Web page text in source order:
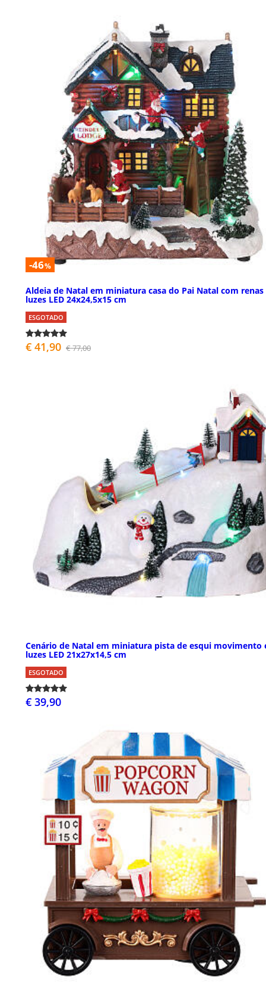
-46%
Aldeia de Natal em miniatura casa do Pai Natal com renas
luzes LED 24x24,5x15 cm
ESGOTADO
€ 41,90 € 77,00
Cenário de Natal em miniatura pista de esqui movimento
luzes LED 21x27x14,5 cm
ESGOTADO
€ 39,90